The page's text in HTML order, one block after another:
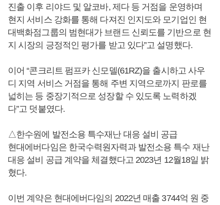
진출 이후 리야드 및 알코바, 제다 등 거점을 운영하며
현지 서비스 강화를 통해 다져진 인지도와 모기업인 현
대백화점그룹의 범현대가 브랜드 신뢰도를 기반으로 현
지 시장의 긍정적인 평가를 받고 있다”고 설명했다.
이어 “콘크리트 펌프카 신모델(61RZ)을 출시하고 사우
디 지역 서비스 거점을 통해 주변 지역으로까지 판로를
넓히는 등 중장기적으로 성장할 수 있도록 노력하겠
다”고 덧붙였다.
△한수원에 발전소용 특수재난 대응 설비 공급
현대에버다임은 한국수력원자력과 발전소용 특수 재난
대응 설비 공급 계약을 체결했다고 2023년 12월18일 밝
혔다.
이번 계약은 현대에버다임의 2022년 매출 3744억 원 중